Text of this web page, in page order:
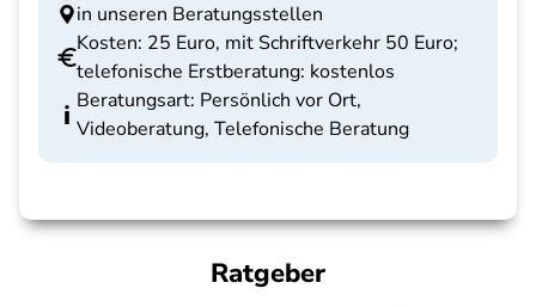
in unseren Beratungsstellen
Kosten: 25 Euro, mit Schriftverkehr 50 Euro;
telefonische Erstberatung: kostenlos
Beratungsart: Persönlich vor Ort,
Videoberatung, Telefonische Beratung
Ratgeber